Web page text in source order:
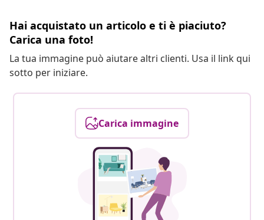
Hai acquistato un articolo e ti è piaciuto?
Carica una foto!
La tua immagine può aiutare altri clienti. Usa il link qui
sotto per iniziare.
Carica immagine